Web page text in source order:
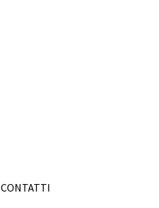
CONTATTI